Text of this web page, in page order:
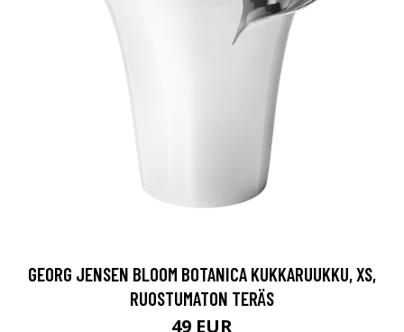
GEORG JENSEN BLOOM BOTANICA KUKKARUUKKU, XS,
RUOSTUMATON TERÄS
49 EUR